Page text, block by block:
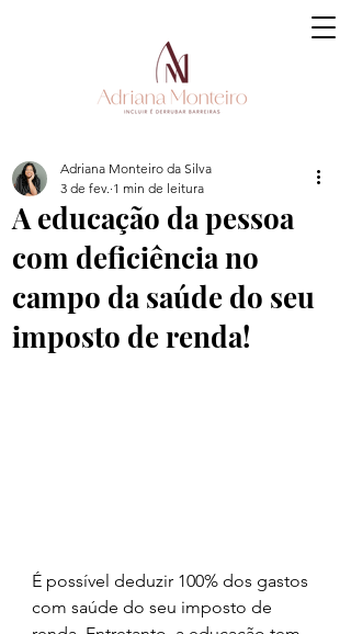
A educação da pessoa
com deficiência no
campo da saúde do seu
imposto de renda!
Adriana Monteiro da Silva
3 de fev. 1 min de leitura
É possível deduzir 100% dos gastos
com saúde do seu imposto de